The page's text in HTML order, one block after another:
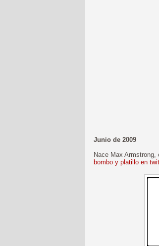
Junio de 2009
Nace Max
bombo y platillo en